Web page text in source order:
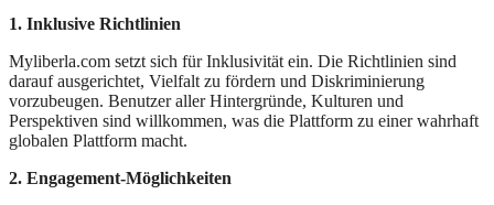
1. Inklusive Richtlinien
Myliberla.com setzt sich für Inklusivität ein. Die Richtlinien sind
darauf ausgerichtet, Vielfalt zu fördern und Diskriminierung
vorzubeugen. Benutzer aller Hintergründe, Kulturen und
Perspektiven sind willkommen, was die Plattform zu einer wahrhaft
globalen Plattform macht.
2. Engagement-Möglichkeiten